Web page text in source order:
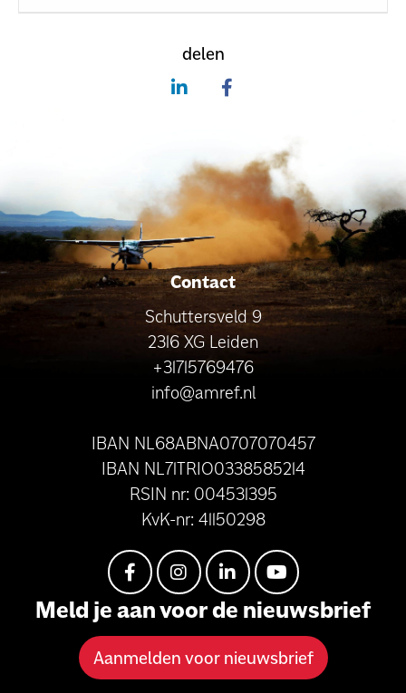
delen
Contact
Schuttersveld 9
2316 XG Leiden
+31715769476
info@amref.nl
IBAN NL68ABNA0707070457
IBAN NL71TRIO0338585214
RSIN nr: 004531395
KvK-nr: 41150298
Meld je aan voor de nieuwsbrief
Aanmelden voor nieuwsbrief